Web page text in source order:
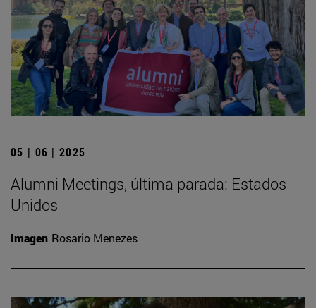
05 | 06 | 2025
Alumni Meetings, última parada: Estados
Unidos
Imagen Rosario Menezes